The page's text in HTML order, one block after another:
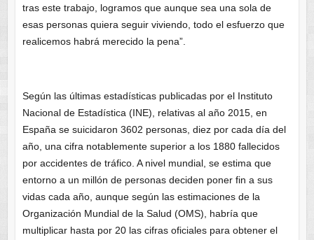
tras este trabajo, logramos que aunque sea una sola de
esas personas quiera seguir viviendo, todo el esfuerzo que
realicemos habrá merecido la pena”.
Según las últimas estadísticas publicadas por el Instituto
Nacional de Estadística (INE), relativas al año 2015, en
España se suicidaron 3602 personas, diez por cada día del
año, una cifra notablemente superior a los 1880 fallecidos
por accidentes de tráfico. A nivel mundial, se estima que
entorno a un millón de personas deciden poner fin a sus
vidas cada año, aunque según las estimaciones de la
Organización Mundial de la Salud (OMS), habría que
multiplicar hasta por 20 las cifras oficiales para obtener el